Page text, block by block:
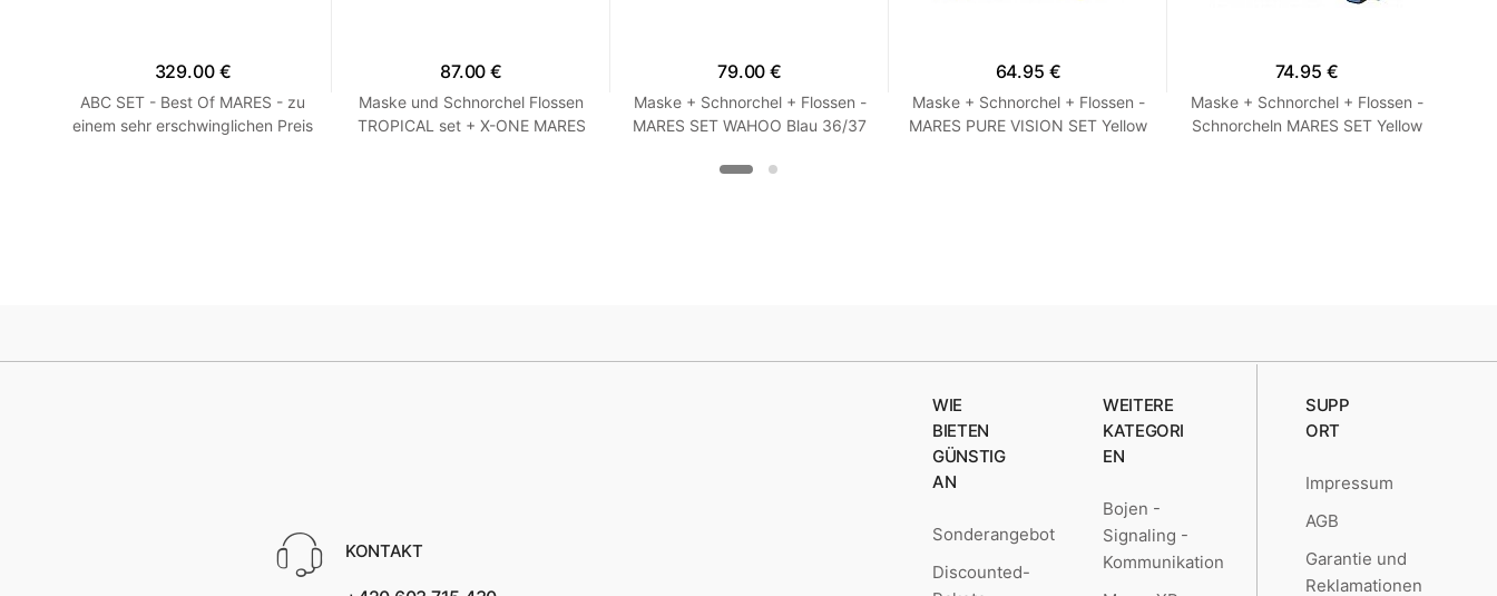
329.00 €
ABC SET - Best Of MARES - zu
einem sehr erschwinglichen Preis
87.00 €
Maske und Schnorchel Flossen
TROPICAL set + X-ONE MARES
79.00 €
Maske + Schnorchel + Flossen -
MARES SET WAHOO Blau 36/37
64.95 €
Maske + Schnorchel + Flossen -
MARES PURE VISION SET Yellow
74.95 €
Maske + Schnorchel + Flossen -
Schnorcheln MARES SET Yellow
KONTAKT
WIE
BIETEN
GÜNSTIG
AN
Sonderangebot
Discounted-
WEITERE
KATEGORI
EN
Bojen -
Signaling -
Kommunikation
SUPP
ORT
Impressum
AGB
Garantie und
Reklamationen